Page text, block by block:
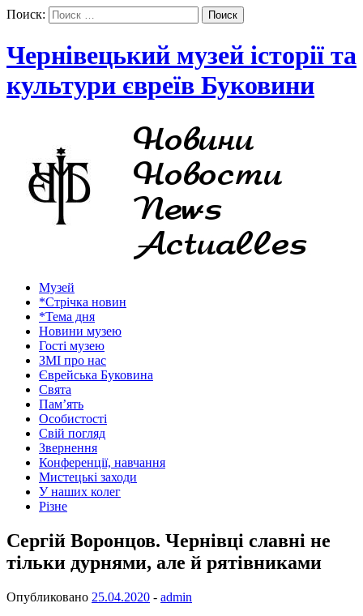
Поиск:
Чернівецький музей історії та
культури євреїв Буковини
Музей
*Стрічка новин
*Тема дня
Новини музею
Гості музею
ЗМІ про нас
Єврейська Буковина
Свята
Пам’ять
Особистості
Свій погляд
Звернення
Конференції, навчання
Мистецькі заходи
У наших колег
Різне
Сергій Воронцов. Чернівці славні не
тільки дурнями, але й рятівниками
Опубликовано 25.04.2020 - admin